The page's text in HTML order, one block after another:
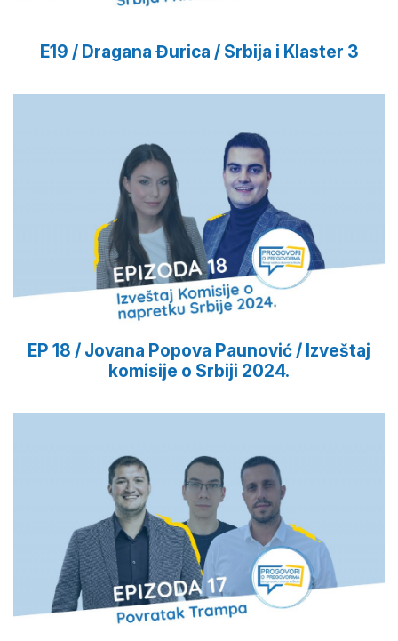
E19 / Dragana Đurica / Srbija i Klaster 3
EP 18 / Jovana Popova Paunović / Izveštaj
komisije o Srbiji 2024.